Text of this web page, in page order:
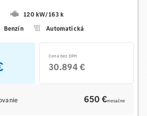
120 kW/163 k
Benzín
Automatická
Cena bez DPH
30.894 €
650 €mesačne